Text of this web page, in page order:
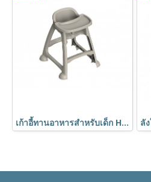
เก้าอี้ทานอาหารสำหรับเด็ก HORECAT 56053